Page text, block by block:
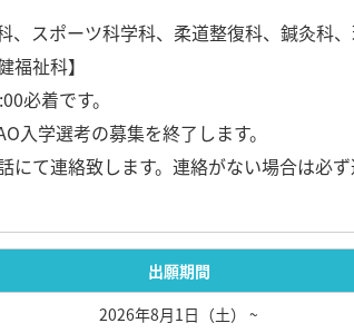
、スポーツ科学科、柔道整復科、鍼灸科
祉科】
必着です。
入学選考の募集を終了します。
て連絡致します。連絡がない場合は必
出願期間
2026年8月1日（土） ~